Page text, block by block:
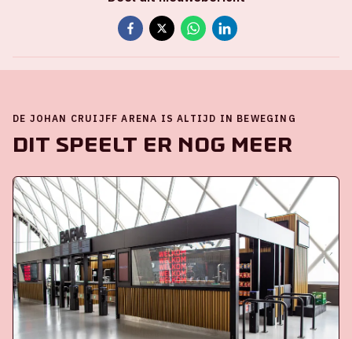
DE JOHAN CRUIJFF ARENA IS ALTIJD IN BEWEGING
Dit speelt er nog meer